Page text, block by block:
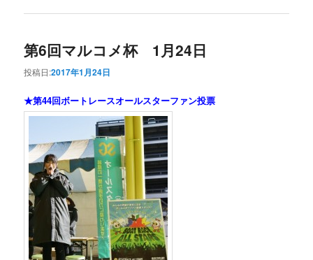
第6回マルコメ杯 1月24日
投稿日:2017年1月24日
★第44回ボートレースオールスターファン投票